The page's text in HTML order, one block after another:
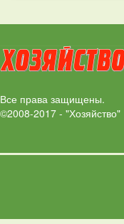
Все права защищены.
©2008-2017 - "Хозяйство"